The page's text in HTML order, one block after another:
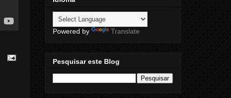
Powered by Translate
Pesquisar este Blog